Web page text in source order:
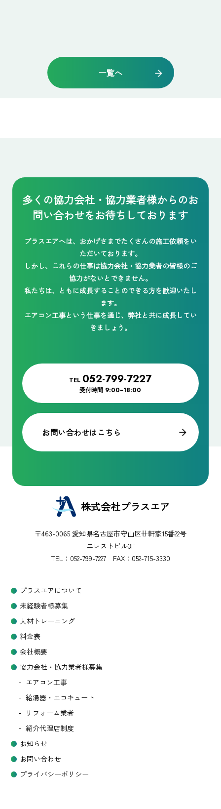
一覧へ
多くの協力会社・協力業者様からのお
問い合わせをお待ちしております
プラスエアへは、おかげさまでたくさんの施工依頼をい
ただいております。
しかし、これらの仕事は協力会社・協力業者の皆様のご
協力がないとできません。
私たちは、ともに成長することのできる方を歓迎いたし
ます。
エアコン工事という仕事を通じ、弊社と共に成長してい
きましょう。
TEL 052-799-7227
受付時間 9:00~18:00
お問い合わせはこちら
株式会社プラスエア
〒463-0065 愛知県名古屋市守山区廿軒家15番22号
エレストビル3F
TEL： 052-799-7227 FAX：052-715-3330
プラスエアについて
未経験者様募集
人材トレーニング
料金表
会社概要
協力会社・協力業者様募集
エアコン工事
給湯器・エコキュート
リフォーム業者
紹介代理店制度
お知らせ
お問い合わせ
プライバシーポリシー